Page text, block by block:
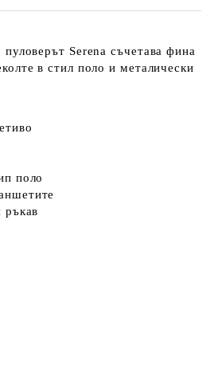
пуловерът Serena съчетава фина
в стил поло и металически
поло
ръкав